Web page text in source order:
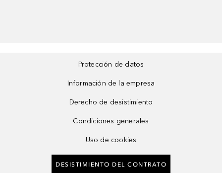
Protección de datos
Información de la empresa
Derecho de desistimiento
Condiciones generales
Uso de cookies
DESISTIMIENTO DEL CONTRATO